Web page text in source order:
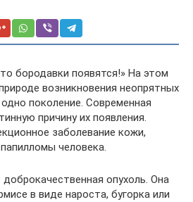
бородавки появятся!» На этом
возникновения неопрятных
поколение. Современная
причину их появления.
заболевание кожи,
человека.
опухоль. Она
в виде нароста, бугорка или